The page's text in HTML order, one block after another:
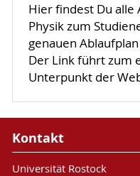
Hier findest Du
Physik zum
genauen
Der Link führt zum
Unterpunkt der
Kontakt
Universität Rostock